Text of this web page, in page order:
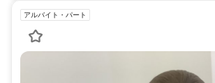
アルバイト・パート